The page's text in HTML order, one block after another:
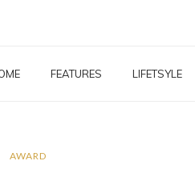
FEATURES LIFETSYLE
AWARD